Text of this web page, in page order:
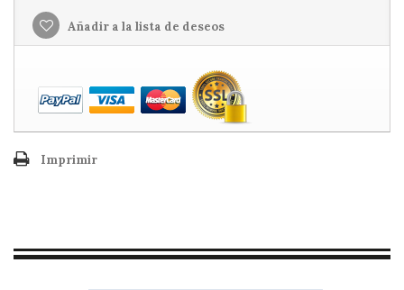
Añadir a la lista de deseos
Imprimir